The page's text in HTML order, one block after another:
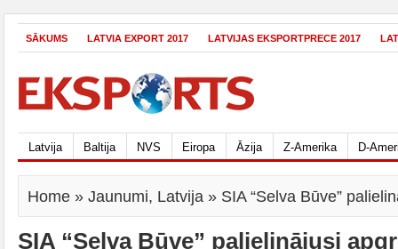
SĀKUMS LATVIA EXPORT 2017 LATVIJAS EKSPORTPRECE 2017
Latvija Baltija NVS Eiropa Āzija Z-Amerika D-
Home » Jaunumi, Latvija » SIA “Selva Būve”
SIA “Selva Būve” palielinājusi